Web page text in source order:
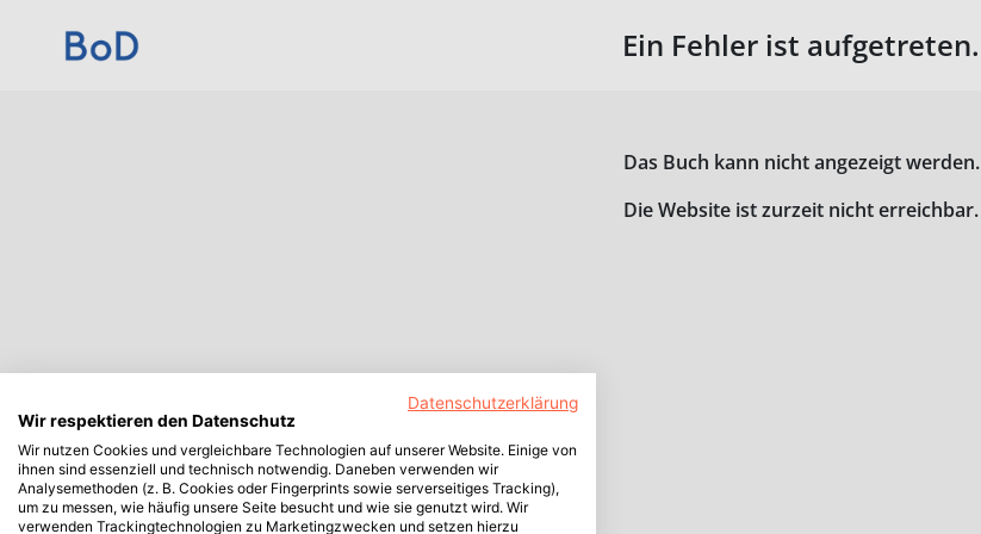
Ein Fehler ist aufgetreten.
Das Buch kann nicht angezeigt werden.
Die Website ist zurzeit nicht erreichbar.
Datenschutzerklärung
Wir respektieren den Datenschutz
Wir nutzen Cookies und vergleichbare Technologien auf unserer Website. Einige von
ihnen sind essenziell und technisch notwendig. Daneben verwenden wir
Analysemethoden (z. B. Cookies oder Fingerprints sowie serverseitiges Tracking),
um zu messen, wie häufig unsere Seite besucht und wie sie genutzt wird. Wir
verwenden Trackingtechnologien zu Marketingzwecken und setzen hierzu